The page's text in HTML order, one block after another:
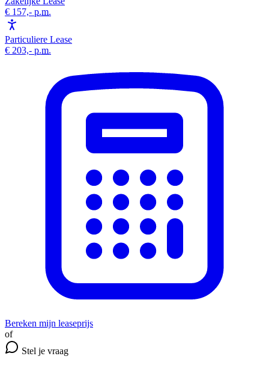
€ 157,- p.m.
Particuliere Lease
€ 203,- p.m.
Bereken mijn leaseprijs
of
Stel je vraag